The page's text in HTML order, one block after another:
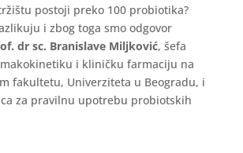
postoji preko 100 probiotika?
i zbog toga smo odgovor
dr sc. Branislave Miljković, šefa
i kliničku farmaciju na
fakultetu, Univerziteta u Beogradu, i
za pravilnu upotrebu probiotskih